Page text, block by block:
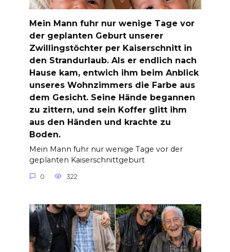
Mein Mann fuhr nur wenige Tage vor
der geplanten Geburt unserer
Zwillingstöchter per Kaiserschnitt in
den Strandurlaub. Als er endlich nach
Hause kam, entwich ihm beim Anblick
unseres Wohnzimmers die Farbe aus
dem Gesicht. Seine Hände begannen
zu zittern, und sein Koffer glitt ihm
aus den Händen und krachte zu
Boden.
Mein Mann fuhr nur wenige Tage vor der
geplanten Kaiserschnittgeburt
0 322